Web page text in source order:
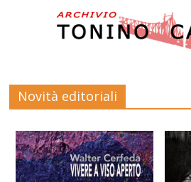
Novità editoriali